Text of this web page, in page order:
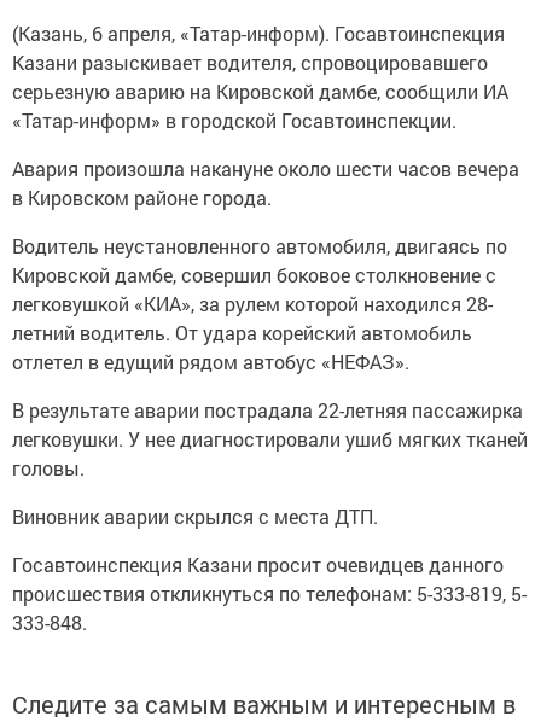
(Казань, 6 апреля, «Татар-информ). Госавтоинспекция
Казани разыскивает водителя, спровоцировавшего
серьезную аварию на Кировской дамбе, сообщили ИА
«Татар-информ» в городской Госавтоинспекции.
Авария произошла накануне около шести часов вечера
в Кировском районе города.
Водитель неустановленного автомобиля, двигаясь по
Кировской дамбе, совершил боковое столкновение с
легковушкой «КИА», за рулем которой находился 28-
летний водитель. От удара корейский автомобиль
отлетел в едущий рядом автобус «НЕФАЗ».
В результате аварии пострадала 22-летняя пассажирка
легковушки. У нее диагностировали ушиб мягких тканей
головы.
Виновник аварии скрылся с места ДТП.
Госавтоинспекция Казани просит очевидцев данного
происшествия откликнуться по телефонам: 5-333-819, 5-
333-848.
Следите за самым важным и интересным в